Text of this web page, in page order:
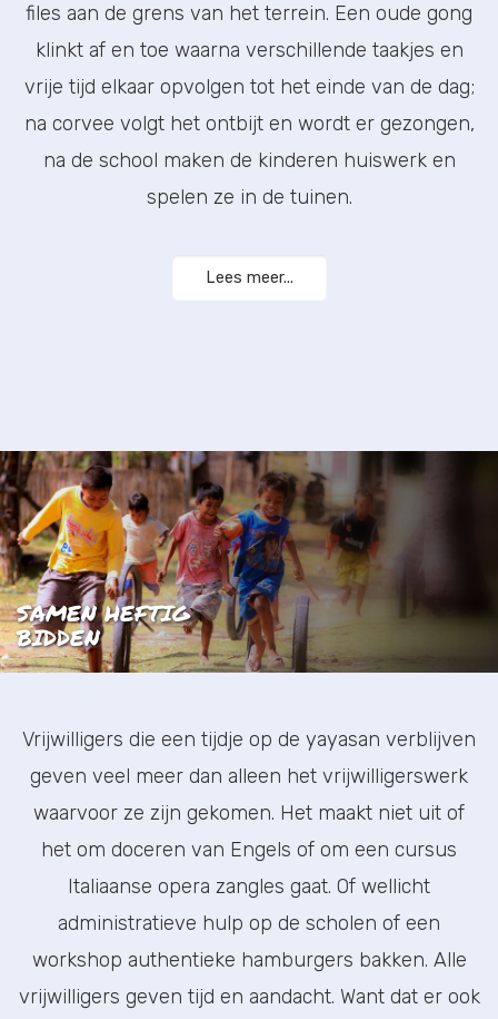
files aan de grens van het terrein. Een oude gong
klinkt af en toe waarna verschillende taakjes en
vrije tijd elkaar opvolgen tot het einde van de dag;
na corvee volgt het ontbijt en wordt er gezongen,
na de school maken de kinderen huiswerk en
spelen ze in de tuinen.
Lees meer...
SAMEN HEFTIG
BIDDEN
Vrijwilligers die een tijdje op de yayasan verblijven
geven veel meer dan alleen het vrijwilligerswerk
waarvoor ze zijn gekomen. Het maakt niet uit of
het om doceren van Engels of om een cursus
Italiaanse opera zangles gaat. Of wellicht
administratieve hulp op de scholen of een
workshop authentieke hamburgers bakken. Alle
vrijwilligers geven tijd en aandacht. Want dat er ook